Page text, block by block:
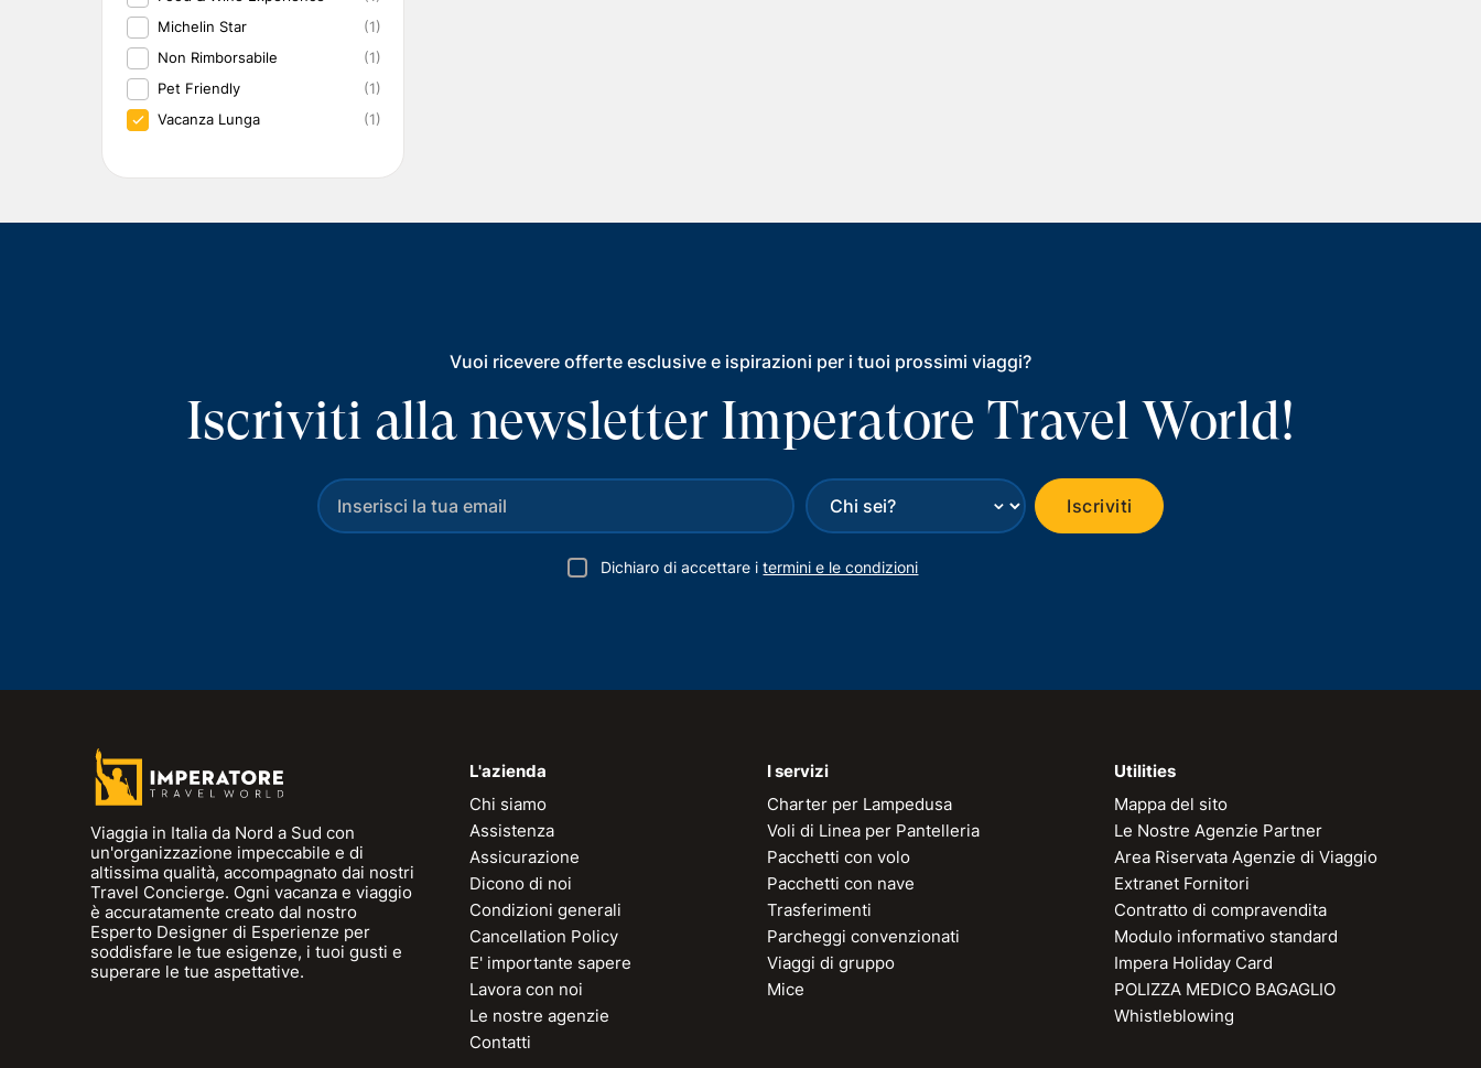
Michelin Star
(1)
Non Rimborsabile
(1)
Pet Friendly
(1)
Vacanza Lunga
(1)
Vuoi ricevere offerte esclusive e ispirazioni per i tuoi prossimi viaggi?
Iscriviti alla newsletter Imperatore Travel World!
⌄ Iscriviti
Dichiaro di accettare itermini e le condizioni
Viaggia in Italia da Nord a Sud con
un'organizzazione impeccabile e di
altissima qualità, accompagnato dai nostri
Travel Concierge. Ogni vacanza e viaggio
è accuratamente creato dal nostro
Esperto Designer di Esperienze per
soddisfare le tue esigenze, i tuoi gusti e
superare le tue aspettative.
L'azienda
Chi siamo
Assistenza
Assicurazione
Dicono di noi
Condizioni generali
Cancellation Policy
E' importante sapere
Lavora con noi
Le nostre agenzie
Contatti
I servizi
Charter per Lampedusa
Voli di Linea per Pantelleria
Pacchetti con volo
Pacchetti con nave
Trasferimenti
Parcheggi convenzionati
Viaggi di gruppo
Mice
Utilities
Mappa del sito
Le Nostre Agenzie Partner
Area Riservata Agenzie di Viaggio
Extranet Fornitori
Contratto di compravendita
Modulo informativo standard
Impera Holiday Card
POLIZZA MEDICO BAGAGLIO
Whistleblowing